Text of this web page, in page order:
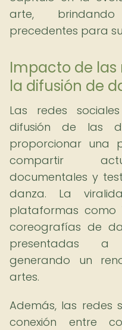
arte,
precedentes para
Impacto de las
la difusión de
Las redes
difusión de las
proporcionar una
compartir
documentales y
danza. La
plataformas como
coreografías de
presentadas a
generando un
artes.
Además, las redes
conexión entre